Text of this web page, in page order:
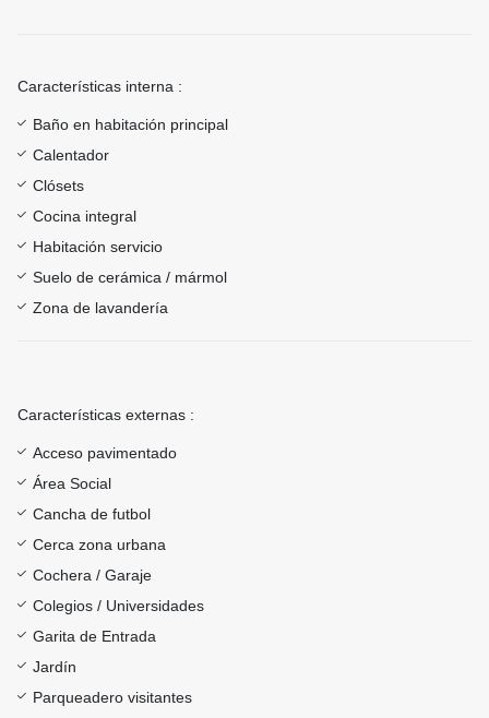
Características interna :
Baño en habitación principal
Calentador
Clósets
Cocina integral
Habitación servicio
Suelo de cerámica / mármol
Zona de lavandería
Características externas :
Acceso pavimentado
Área Social
Cancha de futbol
Cerca zona urbana
Cochera / Garaje
Colegios / Universidades
Garita de Entrada
Jardín
Parqueadero visitantes